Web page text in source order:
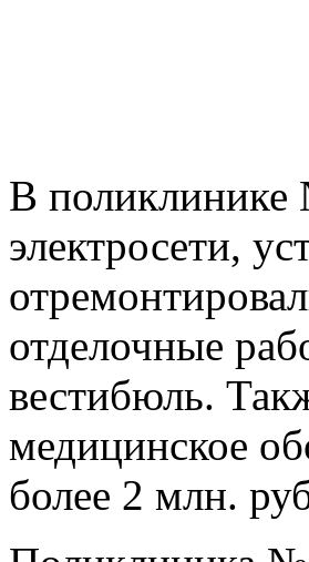
В поликлинике
электросети,
отделочные
вестибюль.
медицинское
более 2 млн.